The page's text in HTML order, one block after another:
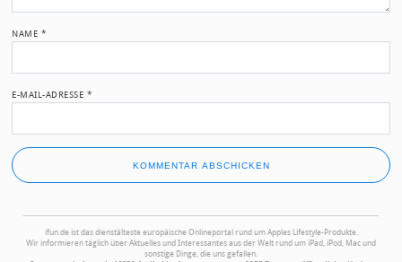
NAME *
E-MAIL-ADRESSE *
ifun.de ist das dienstälteste europäische Onlineportal rund um Apples Lifestyle-Produkte.
Wir informieren täglich über Aktuelles und Interessantes aus der Welt rund um iPad, iPod, Mac und
sonstige Dinge, die uns gefallen.